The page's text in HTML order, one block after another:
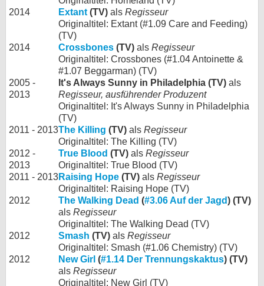
2014
Extant (TV) als Regisseur
Originaltitel: Extant (#1.09 Care and Feeding)
(TV)
2014
Crossbones (TV) als Regisseur
Originaltitel: Crossbones (#1.04 Antoinette &
#1.07 Beggarman) (TV)
2005 -
2013
It's Always Sunny in Philadelphia (TV) als
Regisseur, ausführender Produzent
Originaltitel: It's Always Sunny in Philadelphia
(TV)
2011 - 2013The Killing (TV) als Regisseur
Originaltitel: The Killing (TV)
2012 -
2013
True Blood (TV) als Regisseur
Originaltitel: True Blood (TV)
2011 - 2013Raising Hope (TV) als Regisseur
Originaltitel: Raising Hope (TV)
2012
The Walking Dead (#3.06 Auf der Jagd) (TV)
als Regisseur
Originaltitel: The Walking Dead (TV)
2012
Smash (TV) als Regisseur
Originaltitel: Smash (#1.06 Chemistry) (TV)
2012
New Girl (#1.14 Der Trennungskaktus) (TV)
als Regisseur
Originaltitel: New Girl (TV)